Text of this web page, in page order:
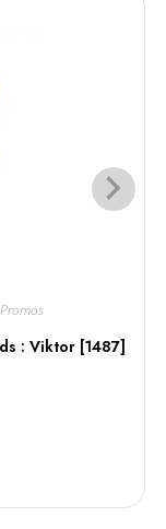
Promos
: Viktor [1487]